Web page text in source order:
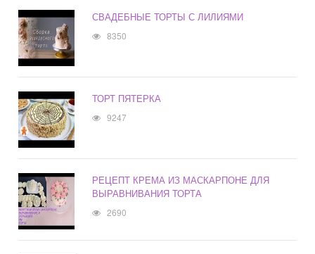
СВАДЕБНЫЕ ТОРТЫ С ЛИЛИЯМИ
8350
ТОРТ ПЯТЕРКА
9247
РЕЦЕПТ КРЕМА ИЗ МАСКАРПОНЕ ДЛЯ
ВЫРАВНИВАНИЯ ТОРТА
2690